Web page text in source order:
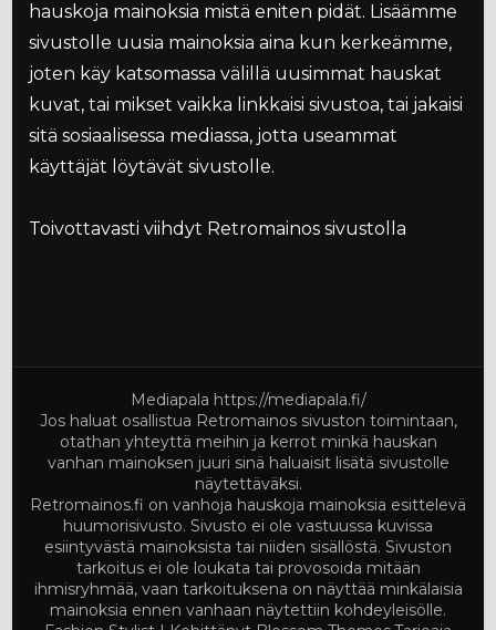
hauskoja mainoksia mistä eniten pidät. Lisäämme
sivustolle uusia mainoksia aina kun kerkeämme,
joten käy katsomassa välillä uusimmat hauskat
kuvat, tai mikset vaikka linkkaisi sivustoa, tai jakaisi
sitä sosiaalisessa mediassa, jotta useammat
käyttäjät löytävät sivustolle.
Toivottavasti viihdyt Retromainos sivustolla
Mediapala https://mediapala.fi/
Jos haluat osallistua Retromainos sivuston toimintaan,
otathan yhteyttä meihin ja kerrot minkä hauskan
vanhan mainoksen juuri sinä haluaisit lisätä sivustolle
näytettäväksi.
Retromainos.fi on vanhoja hauskoja mainoksia esittelevä
huumorisivusto. Sivusto ei ole vastuussa kuvissa
esiintyvästä mainoksista tai niiden sisällöstä. Sivuston
tarkoitus ei ole loukata tai provosoida mitään
ihmisryhmää, vaan tarkoituksena on näyttää minkälaisia
mainoksia ennen vanhaan näytettiin kohdeyleisölle.